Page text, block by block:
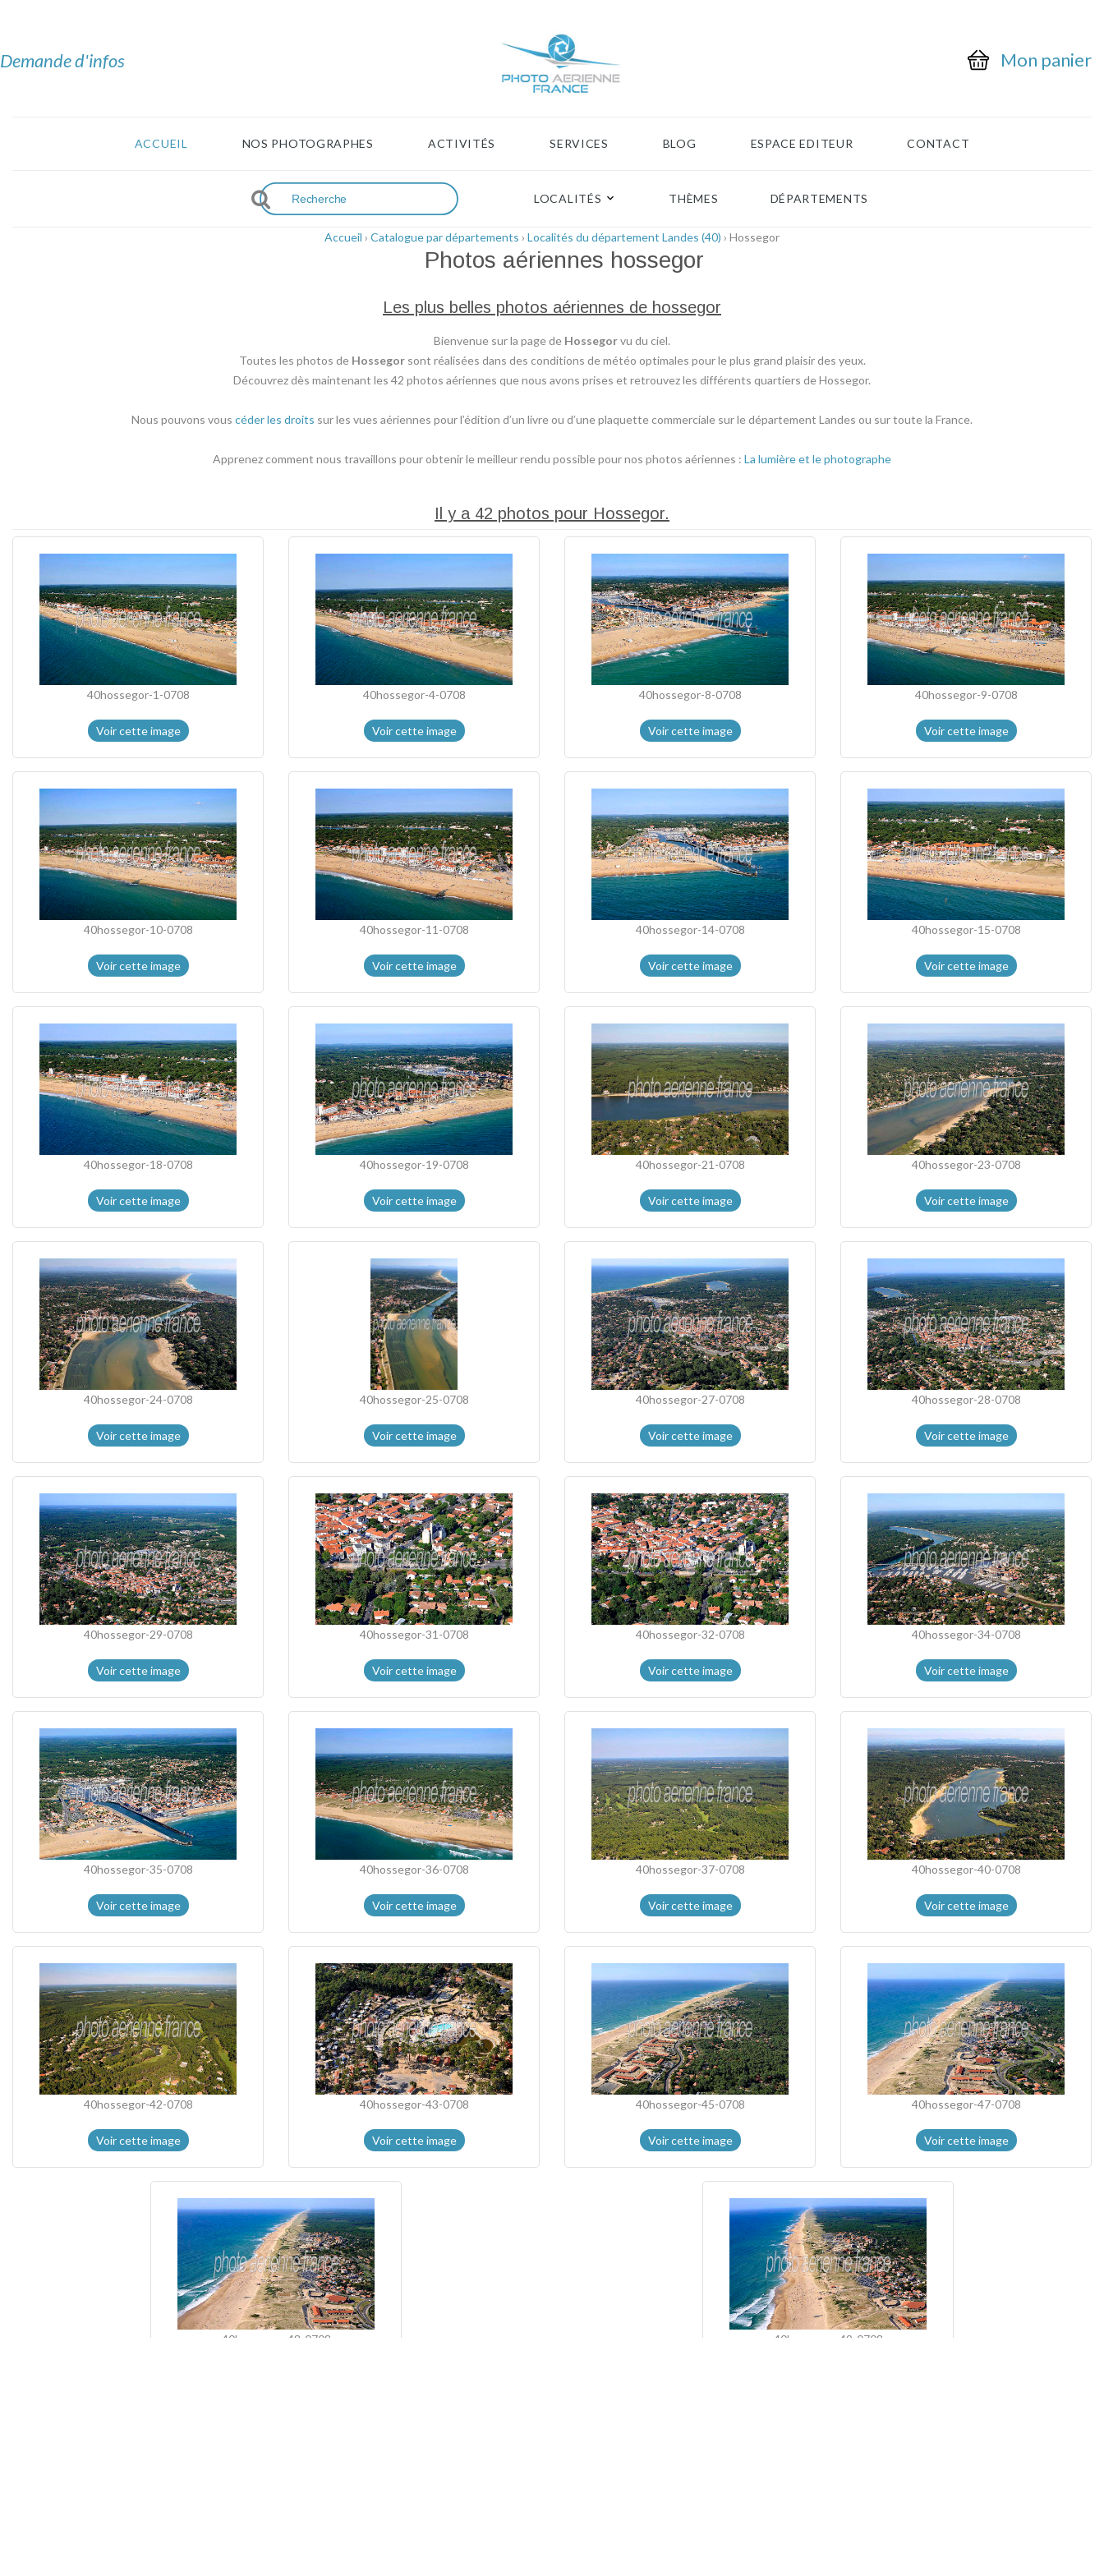
Demande d'infos Mon panier
ACCUEIL NOS PHOTOGRAPHES ACTIVITÉS SERVICES BLOG ESPACE EDITEUR CONTACT
LOCALITÉS THÈMES DÉPARTEMENTS
Accueil › Catalogue par départements › Localités du département Landes (40) › Hossegor
Photos aériennes hossegor
Les plus belles photos aériennes de hossegor
Bienvenue sur la page de Hossegorvu du ciel.
Toutes les photos de Hossegorsont réalisées dans des conditions de météo optimales pour le plus grand plaisir des yeux.
Découvrez dès maintenant les 42 photos aériennes que nous avons prises et retrouvez les différents quartiers de Hossegor.
Nous pouvons vous céder les droits sur les vues aériennes pour l’édition d’un livre ou d’une plaquette commerciale sur le département Landes ou sur toute la France.
Apprenez comment nous travaillons pour obtenir le meilleur rendu possible pour nos photos aériennes : La lumière et le photographe
Il y a 42 photos pour Hossegor.
40hossegor-1-0708
Voir cette image
40hossegor-4-0708
Voir cette image
40hossegor-8-0708
Voir cette image
40hossegor-9-0708
Voir cette image
40hossegor-10-0708
Voir cette image
40hossegor-11-0708
Voir cette image
40hossegor-14-0708
Voir cette image
40hossegor-15-0708
Voir cette image
40hossegor-18-0708
Voir cette image
40hossegor-19-0708
Voir cette image
40hossegor-21-0708
Voir cette image
40hossegor-23-0708
Voir cette image
40hossegor-24-0708
Voir cette image
40hossegor-25-0708
Voir cette image
40hossegor-27-0708
Voir cette image
40hossegor-28-0708
Voir cette image
40hossegor-29-0708
Voir cette image
40hossegor-31-0708
Voir cette image
40hossegor-32-0708
Voir cette image
40hossegor-34-0708
Voir cette image
40hossegor-35-0708
Voir cette image
40hossegor-36-0708
Voir cette image
40hossegor-37-0708
Voir cette image
40hossegor-40-0708
Voir cette image
40hossegor-42-0708
Voir cette image
40hossegor-43-0708
Voir cette image
40hossegor-45-0708
Voir cette image
40hossegor-47-0708
Voir cette image
40hossegor-48-0708 40hossegor-49-0708